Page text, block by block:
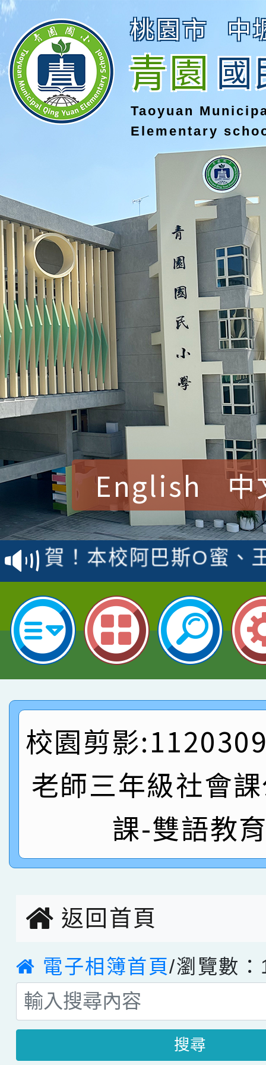
桃園市 中
青園國
Taoyuan
Elementary
English 中
賀！本校參加桃園市中
賽 洪綺君教師榮獲社
名
賀！本校阿巴斯O蜜、
倩參加桃園市科展 國
名 指導老師王老師、
賀！本校四年二班張O
園市英語競賽國小朗讀
指導老師林老師
賀！本校參加桃園市中
賽 劉文瑛教師榮獲教
臺灣台語-第二名
賀！本校參與2026世
市賽榮獲科學小創客佳
賀！本校參加桃園市中
名
倩參加桃園市科展 國
名 指導老師王老師、
賀！本校四年二班張O
園市英語競賽國小朗讀
指導老師林老師
賀！本校參加桃園市中
賽 劉文瑛教師榮獲教
臺灣台語-第二名
賀！本校參與2026世
市賽榮獲科學小創客佳
校園剪影
老師三年級社會
課-雙語教
返回首頁
電子相簿首頁/瀏覽數
搜尋